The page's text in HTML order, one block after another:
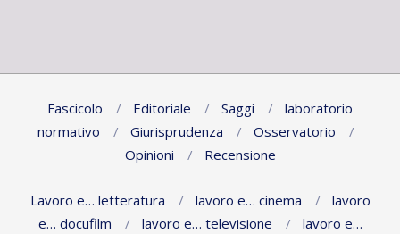
Fascicolo Editoriale Saggi
laboratorio
normativo
Giurisprudenza
Osservatorio
Opinioni
Recensione
Lavoro e… letteratura lavoro e… cinema
lavoro
e… docufilm
lavoro e… televisione
lavoro e…